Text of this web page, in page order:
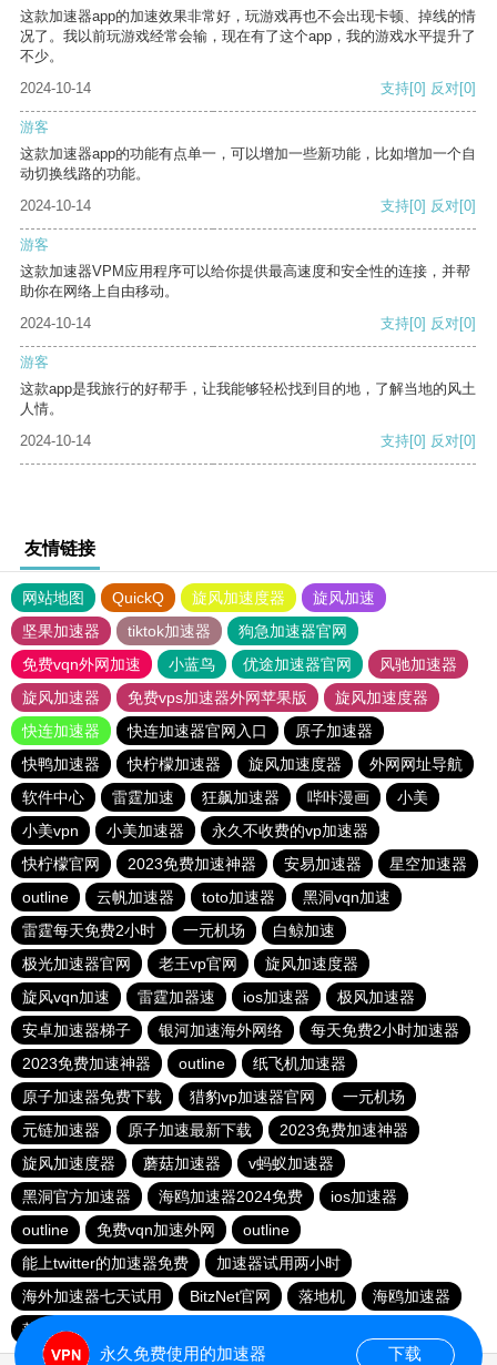
这款加速器app的加速效果非常好，玩游戏再也不会出现卡顿、掉线的情
况了。我以前玩游戏经常会输，现在有了这个app，我的游戏水平提升了
不少。
2024-10-14
支持[0] 反对[0]
游客
这款加速器app的功能有点单一，可以增加一些新功能，比如增加一个自
动切换线路的功能。
2024-10-14
支持[0] 反对[0]
游客
这款加速器VPM应用程序可以给你提供最高速度和安全性的连接，并帮
助你在网络上自由移动。
2024-10-14
支持[0] 反对[0]
游客
这款app是我旅行的好帮手，让我能够轻松找到目的地，了解当地的风土
人情。
2024-10-14
支持[0] 反对[0]
友情链接
网站地图 QuickQ 旋风加速度器
旋风加速
坚果加速器
tiktok加速器
狗急加速器官网
免费vqn外网加速
小蓝鸟 优途加速器官网
风驰加速器
旋风加速器
免费vps加速器外网苹果版
旋风加速度器
快连加速器
快连加速器官网入口
原子加速器
快鸭加速器
快柠檬加速器 旋风加速度器
外网网址导航
软件中心
雷霆加速 狂飙加速器 哔咔漫画
小美
小美vpn
小美加速器
永久不收费的vp加速器
快柠檬官网
2023免费加速神器 安易加速器
星空加速器
outline
云帆加速器 toto加速器
黑洞vqn加速
雷霆每天免费2小时
一元机场
白鲸加速
极光加速器官网
老王vp官网
旋风加速度器
旋风vqn加速
雷霆加器速 ios加速器
极风加速器
安卓加速器梯子
银河加速海外网络
每天免费2小时加速器
2023免费加速神器
outline
纸飞机加速器
原子加速器免费下载
猎豹vp加速器官网
一元机场
元链加速器
原子加速最新下载
2023免费加速神器
旋风加速度器
蘑菇加速器
v蚂蚁加速器
黑洞官方加速器
海鸥加速器2024免费
ios加速器
outline
免费vqn加速外网
outline
能上twitter的加速器免费
加速器试用两小时
海外加速器七天试用
BitzNet官网 落地机
海鸥加速器
落地机
永久免费使用的加速器 下载